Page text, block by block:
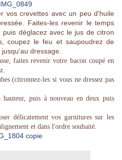
vos crevettes avec un peu d'huile
Faites-les revenir le temps
déglacez avec le jus de citron
coupez le feu et saupoudrez de
dressage.
faites revenir votre bacon coupé en
(citronnez-les si vous ne dressez pas
puis à nouveau en deux puis
délicatement vos garnitures sur les
et dans l'ordre souhaité.